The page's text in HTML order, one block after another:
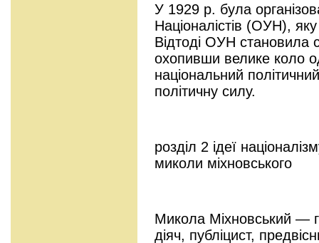
У 1929 р. була
Націоналістів (ОУН),
Відтоді ОУН становила
охопивши велике коло
національний
політичну силу.
розділ 2 ідеї
миколи міхновського
Микола Міхновський —
діяч, публіцист,